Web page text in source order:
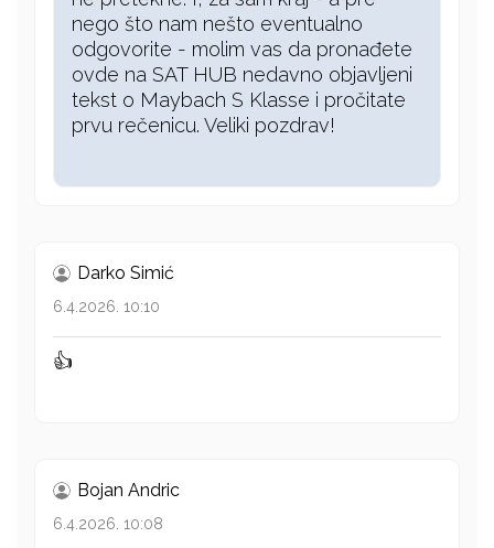
nego što nam nešto eventualno
odgovorite - molim vas da pronađete
ovde na SAT HUB nedavno objavljeni
tekst o Maybach S Klasse i pročitate
prvu rečenicu. Veliki pozdrav!
Darko Simić
6.4.2026. 10:10
👍
Bojan Andric
6.4.2026. 10:08